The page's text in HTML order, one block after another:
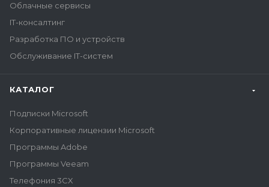
Облачные сервисы
IT-консалтинг
Разработка ПО и устройств
Обслуживание IT-систем
КАТАЛОГ
Подписки Microsoft
Корпоративные лицензии Microsoft
Программы Adobe
Программы Veeam
Телефония 3CX